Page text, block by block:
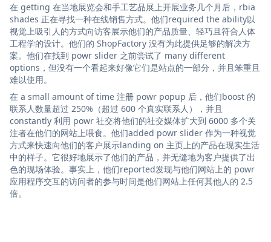
在 getting 在当地展览会和手工艺品展上开展业务几个月后，rbia
shades 正在寻找一种在线销售方式。他们required the ability以
视觉上吸引人的方式向访客展示他们的产品质量、轻巧且符合人体
工程学的设计。他们的 ShopFactory 没有为此提供足够的解决方
案。他们在找到 powr slider 之前尝试了 many different
options，但没有一个看起来好像它们是站点的一部分，并且笨重且
难以使用。
在 a small amount of time 注册 powr popup 后，他们boost 的
联系人数量超过 250%（超过 600 个真实联系人），并且
constantly 利用 powr 社交将他们的社交媒体扩大到 6000 多个关
注者在他们的网站上喂食。他们added powr slider 作为一种视觉
方式来快速向他们的客户展示landing on 主页上的产品在现实生活
中的样子。它很好地展示了他们的产品，并无缝地为客户提供了出
色的现场体验。事实上，他们reported发现与他们网站上的 powr
应用程序交互的访问者的参与时间是他们网站上任何其他人的 2.5
倍。